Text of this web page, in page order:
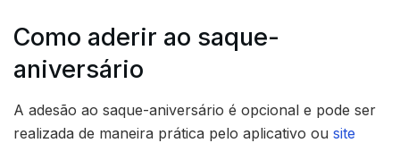
Como aderir ao saque-
aniversário
A adesão ao saque-aniversário é opcional e pode ser
realizada de maneira prática pelo aplicativo ou site